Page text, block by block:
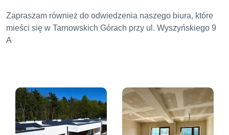
Zapraszam również do odwiedzenia naszego biura, które
mieści się w Tarnowskich Górach przy ul. Wyszyńskiego 9
A